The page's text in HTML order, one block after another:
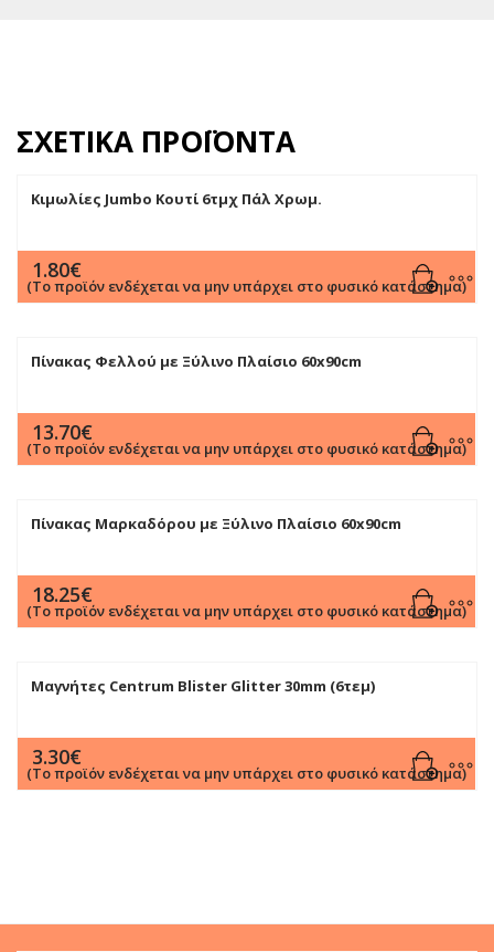
ΣΧΕΤΙΚΆ ΠΡΟΪΌΝΤΑ
Κιμωλίες Jumbo Κουτί 6τμχ Πάλ Χρωμ.
1.80€
(Το προϊόν ενδέχεται να μην υπάρχει στο φυσικό κατάστημα)
Πίνακας Φελλού με Ξύλινο Πλαίσιο 60x90cm
13.70€
(Το προϊόν ενδέχεται να μην υπάρχει στο φυσικό κατάστημα)
Πίνακας Μαρκαδόρου με Ξύλινο Πλαίσιο 60x90cm
18.25€
(Το προϊόν ενδέχεται να μην υπάρχει στο φυσικό κατάστημα)
Μαγνήτες Centrum Blister Glitter 30mm (6τεμ)
3.30€
(Το προϊόν ενδέχεται να μην υπάρχει στο φυσικό κατάστημα)